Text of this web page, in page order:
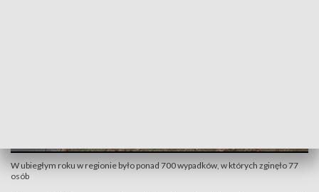
W ubiegłym roku w regionie było ponad 700 wypadków, w których zginęło 77
osób